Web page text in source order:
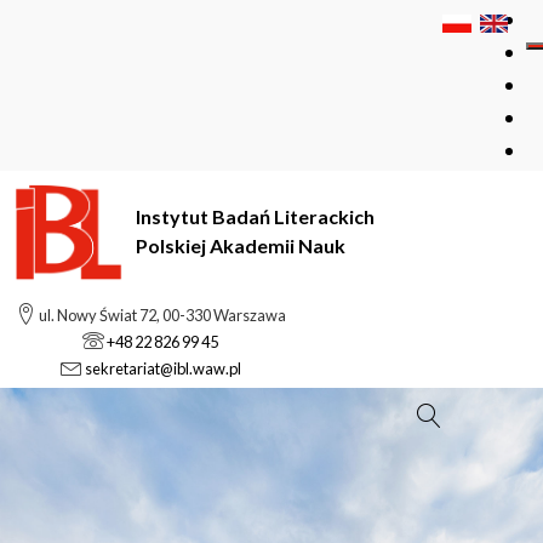
Instytut Badań Literackich
Polskiej Akademii Nauk
ul. Nowy Świat 72, 00-330 Warszawa
+48 22 826 99 45
sekretariat@ibl.waw.pl
Szukaj